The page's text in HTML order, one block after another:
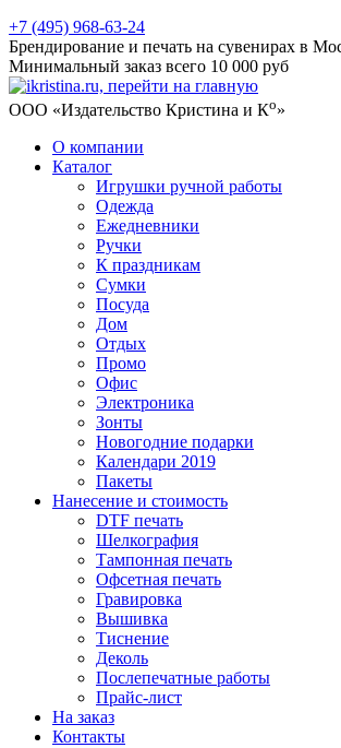
+7 (495) 968-63-24
Брендирование и печать на сувенирах в
Минимальный заказ всего 10 000 руб
ООО «Издательство Кристина и Ко»
О компании
Каталог
Игрушки ручной работы
Одежда
Ежедневники
Ручки
К праздникам
Сумки
Посуда
Дом
Отдых
Промо
Офис
Электроника
Зонты
Новогодние подарки
Календари 2019
Пакеты
Нанесение и стоимость
DTF печать
Шелкография
Тампонная печать
Офсетная печать
Гравировка
Вышивка
Тиснение
Деколь
Послепечатные работы
Прайс-лист
На заказ
Контакты